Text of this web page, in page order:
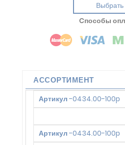
Выбрать
Cпособы
АССОРТИМЕНТ
Артикул -0434.00-100p
Артикул -0434.00-100p